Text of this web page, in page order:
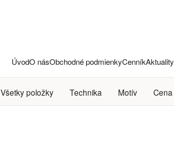
ÚvodO násObchodné podmienkyCenníkAktuality
Všetky položky Technika Motív Cena